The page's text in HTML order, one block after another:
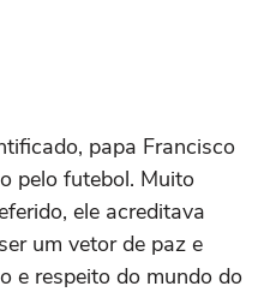
papa Francisco
pelo futebol. Muito
ele acreditava
um vetor de paz e
e respeito do mundo do